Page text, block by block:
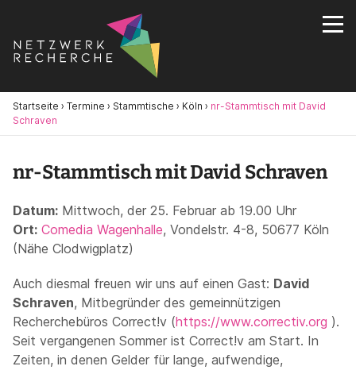
Startseite › Termine › Stammtische › Köln › nr-Stammtisch mit David
Schraven
nr-Stammtisch mit David Schraven
Datum: Mittwoch, der 25. Februar ab 19.00 Uhr
Ort: Comedia Wagenhalle, Vondelstr. 4-8, 50677 Köln
(Nähe Clodwigplatz)
Auch diesmal freuen wir uns auf einen Gast: David
Schraven, Mitbegründer des gemeinnützigen
Recherchebüros Correct!v (https://www.correctiv.org ).
Seit vergangenen Sommer ist Correct!v am Start. In
Zeiten, in denen Gelder für lange, aufwendige,